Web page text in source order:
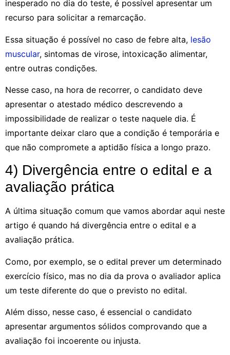
inesperado no dia do teste, é possível apresentar um
recurso para solicitar a remarcação.
Essa situação é possível no caso de febre alta, lesão
muscular, sintomas de virose, intoxicação alimentar,
entre outras condições.
Nesse caso, na hora de recorrer, o candidato deve
apresentar o atestado médico descrevendo a
impossibilidade de realizar o teste naquele dia. É
importante deixar claro que a condição é temporária e
que não compromete a aptidão física a longo prazo.
4) Divergência entre o edital e a
avaliação prática
A última situação comum que vamos abordar aqui neste
artigo é quando há divergência entre o edital e a
avaliação prática.
Como, por exemplo, se o edital prever um determinado
exercício físico, mas no dia da prova o avaliador aplica
um teste diferente do que o previsto no edital.
Além disso, nesse caso, é essencial o candidato
apresentar argumentos sólidos comprovando que a
avaliação foi incoerente ou injusta.